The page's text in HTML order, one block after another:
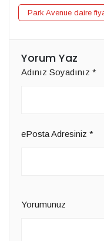
Park Avenue daire
Yorum Yaz
Adınız Soyadınız *
ePosta Adresiniz *
Yorumunuz